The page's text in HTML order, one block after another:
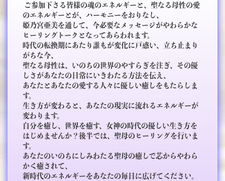
ご参加下さる皆様の魂のエネルギーと、聖なる母性の愛
のエネルギーとが、ハーモニーをおりなし、
姫乃宮亜美を通して、今必要なメッセージがやわらかな
ヒーリングトークとなってあらわれます。
時代の転換期にあたり誰もが変化に戸惑い、立ち止まり
がちな今、
聖なる母性は、いのちの世界のやすらぎを注ぎ、その優
しさがあなたの日常にいきわたる方法を伝え、
あなたとあなたの愛する人々に優しい癒しをもたらしま
す。
生き方が変わると、あなたの現実に流れるエネルギーが
変わります。
自分を癒し、世界を癒す、女神の時代の優しい生き方を
はじめませんか？後半では、聖母のヒーリングを行いま
す。
あなたのいのちにしみわたる聖母の癒しで芯からやわら
かく癒されて、
新時代のエネルギーをあなたの毎日に広げてください。